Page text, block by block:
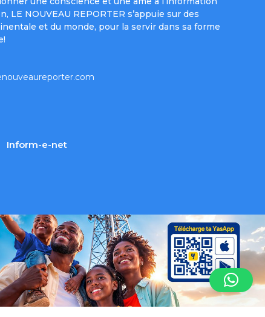
NOUVEAU REPORTER s’appuie sur des
et du monde, pour la servir dans sa forme
Inform-e-net